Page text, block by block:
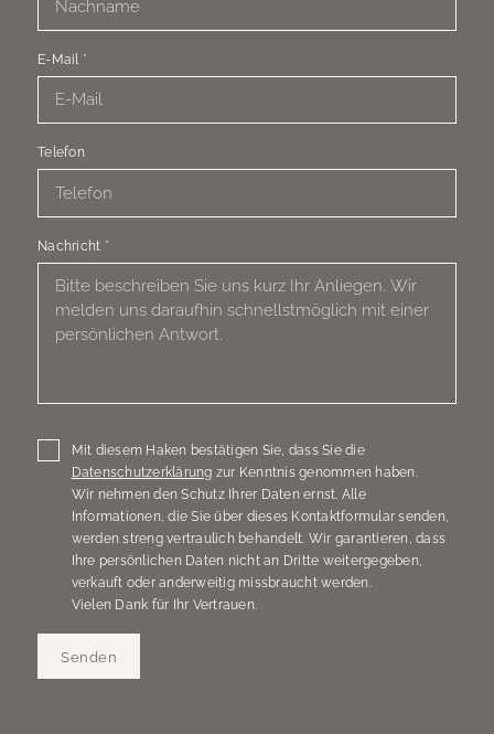
E-Mail *
Telefon
Nachricht *
Mit diesem Haken bestätigen Sie, dass Sie die
Datenschutzerklärung zur Kenntnis genommen haben.
Wir nehmen den Schutz Ihrer Daten ernst. Alle
Informationen, die Sie über dieses Kontaktformular senden,
werden streng vertraulich behandelt. Wir garantieren, dass
Ihre persönlichen Daten nicht an Dritte weitergegeben,
verkauft oder anderweitig missbraucht werden.
Vielen Dank für Ihr Vertrauen.
Senden